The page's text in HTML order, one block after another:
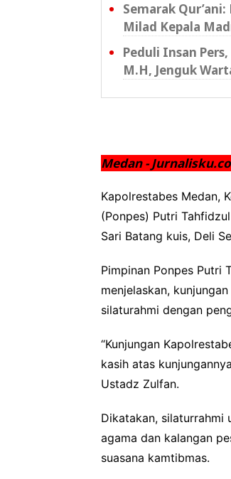
Semarak
Milad Kepala
Peduli Insan
M.H, Jenguk
Medan -
Kapolrestabes Medan,
(Ponpes) Putri
Sari Batang kuis, Deli
Pimpinan Ponpes Putri
menjelaskan,
silaturahmi dengan
“Kunjungan
kasih atas
Ustadz Zulfan.
Dikatakan, silaturrahmi
agama dan kalangan
suasana kamtibmas.